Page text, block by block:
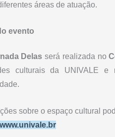
áreas de atuação.
evento
Delas será realizada no
culturais da UNIVALE
sobre o espaço cultural